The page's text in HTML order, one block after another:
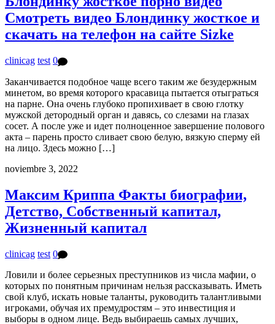
Смотреть видео Блондинку жосткое и
скачать на телефон на сайте Sizke
clinicag test 0
Заканчивается подобное чаще всего таким же безудержным
минетом, во время которого красавица пытается отыграться
на парне. Она очень глубоко пропихивает в свою глотку
мужской детородный орган и давясь, со слезами на глазах
сосет. А после уже и идет полноценное завершение полового
акта – парень просто сливает свою белую, вязкую сперму ей
на лицо. Здесь можно […]
noviembre 3, 2022
Максим Криппа Факты биографии,
Детство, Собственный капитал,
Жизненный капитал
clinicag test 0
Ловили и более серьезных преступников из числа мафии, о
которых по понятным причинам нельзя рассказывать. Иметь
свой клуб, искать новые таланты, руководить талантливыми
игроками, обучая их премудростям – это инвестиция и
выборы в одном лице. Ведь выбираешь самых лучших,